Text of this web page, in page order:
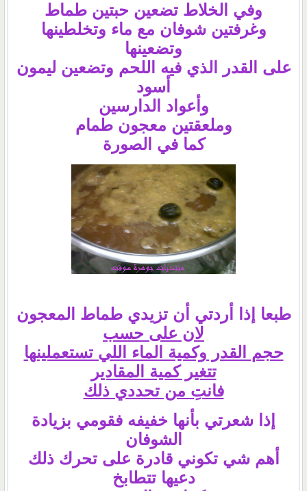
وفي الخلاط تضعين حبتين طماط
وغرفتين شوفان مع ماء وتخلطينها
وتضعينها
على القدر الذي فيه اللحم وتضعين ليمون
أسود
وأعواد الدارسين
وملعقتين معجون طمام
كما في الصورة
طبعا إذا أردتي أن تزيدي طماط المعجون
لان على حسب
حجم القدر وكمية الماء اللي تستعملينها
تتغير كمية المقادير
فانتِ من تحددي ذلك
إذا شعرتي بأنها خفيفه فقومي بزيادة
الشوفان
أهم شي تكوني قادرة على تحرك ذلك
دعيها تتطابخ